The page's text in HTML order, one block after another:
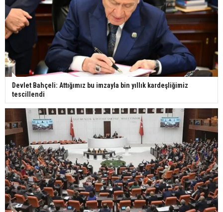
Devlet Bahçeli: Attığımız bu imzayla bin yıllık kardeşliğimiz
tescillendi